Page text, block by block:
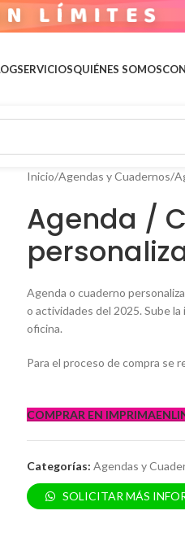
ES EL
SERVICIOSQUIÉNES SOMOS
Inicio Agendas y Cuadernos
Agenda /
Agenda o cuaderno
o actividades del 2025. Sube
oficina.
Para el proceso de compra se
COMPRAR EN
Categorías: Agendas y
SOLICITAR MÁS